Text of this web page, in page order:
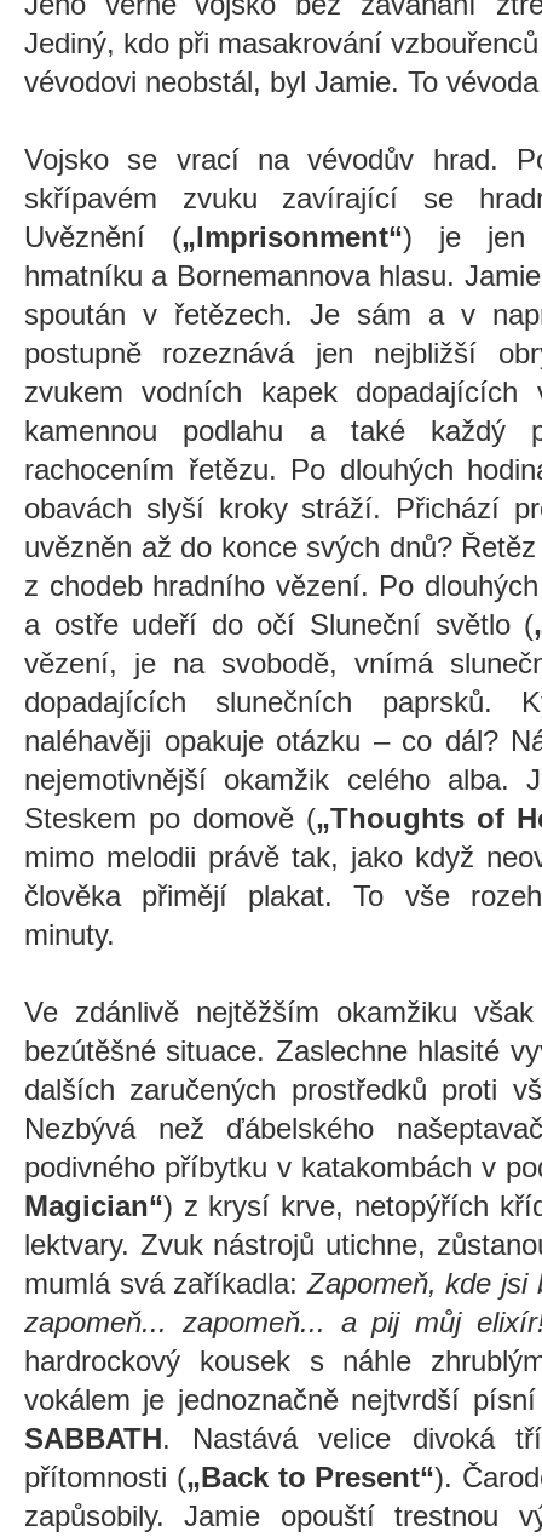
Jediný, kdo při masakrování
vévodovi neobstál, byl Jamie. To
Vojsko se vrací na vévodův hrad.
skřípavém zvuku zavírající se
Uvěznění („Imprisonment“) je jen
hmatníku a Bornemannova hlasu.
spoután v řetězech. Je sám a v
postupně rozeznává jen nejbližší
zvukem vodních kapek dopadajících
kamennou podlahu a také každý
rachocením řetězu. Po dlouhých
obavách slyší kroky stráží. Přichází
uvězněn až do konce svých dnů?
z chodeb hradního vězení. Po
a ostře udeří do očí Sluneční světlo (
vězení, je na svobodě, vnímá
dopadajících slunečních paprsků.
naléhavěji opakuje otázku – co dál?
nejemotivnější okamžik celého alba.
Steskem po domově („Thoughts of
mimo melodii právě tak, jako když
člověka přimějí plakat. To vše
minuty.
Ve zdánlivě nejtěžším okamžiku
bezútěšné situace. Zaslechne hlasité
dalších zaručených prostředků proti
Nezbývá než ďábelského
podivného příbytku v katakombách v
Magician“) z krysí krve, netopýřích
lektvary. Zvuk nástrojů utichne,
mumlá svá zaříkadla:Zapomeň, kde jsi
zapomeň... zapomeň... a pij můj
hardrockový kousek s náhle
vokálem je jednoznačně nejtvrdší
SABBATH. Nastává velice divoká
přítomnosti („Back to Present“).
zapůsobily. Jamie opouští trestnou